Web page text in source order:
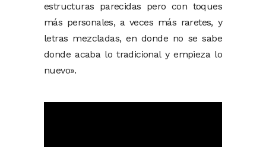
estructuras parecidas pero con toques
más personales, a veces más raretes, y
letras mezcladas, en donde no se sabe
donde acaba lo tradicional y empieza lo
nuevo».